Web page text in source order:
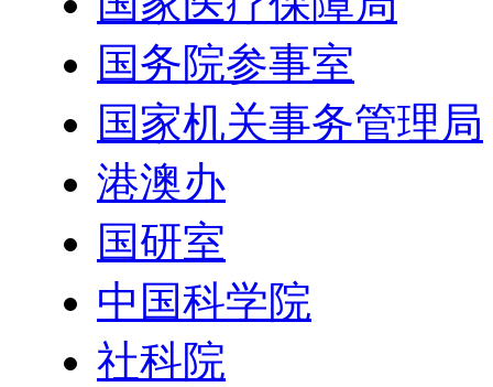
国务院参事室
国家机关事务管理局
港澳办
国研室
中国科学院
社科院